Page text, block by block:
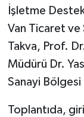
İşletme
Van Ticaret ve
Takva, Prof.
Müdürü Dr.
Sanayi Bölgesi
Toplantıda,